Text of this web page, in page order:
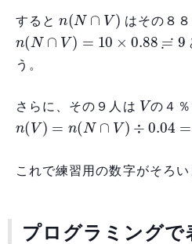
すると
(N∩ V)
はその８
n ( N∩ V)= ×0.88 ≓9
う。
さらに、その９人は
V
の４％
n (V) n N ∩V )÷0.04=225
これで練習用の数字がそろい
プログラミングで